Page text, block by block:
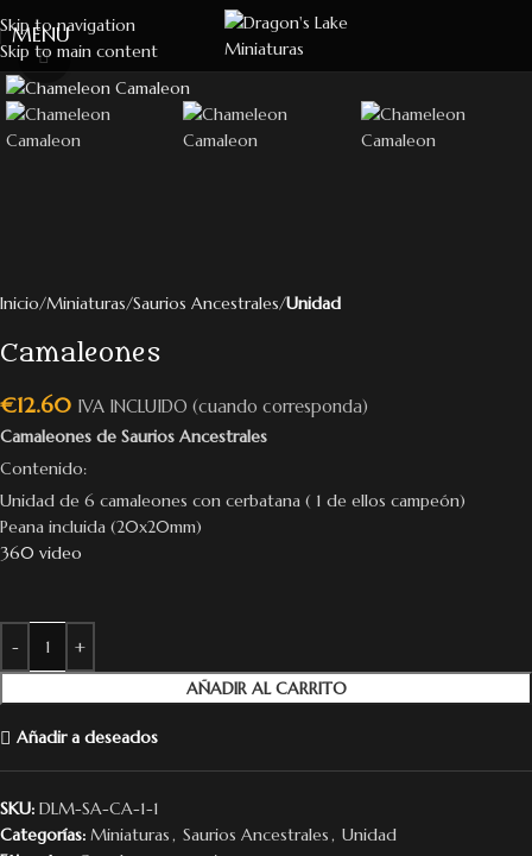
Skip to navigation
Skip to main content
MENU
Click to enlarge
Inicio Miniaturas Saurios Ancestrales Unidad
Camaleones
€12.60 IVA INCLUIDO (cuando corresponda)
Camaleones de Saurios Ancestrales
Contenido:
Unidad de 6 camaleones con cerbatana ( 1 de ellos campeón)
Peana incluida (20x20mm)
360 video
AÑADIR AL CARRITO
Añadir a deseados
SKU: DLM-SA-CA-1-1
Categorías: Miniaturas, Saurios Ancestrales, Unidad